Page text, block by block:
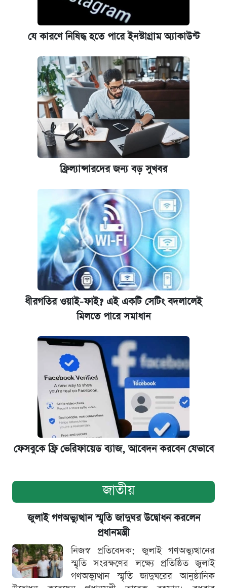
যে কারণে নিষিদ্ধ হতে পারে ইনস্টাগ্রাম অ্যাকাউন্ট
ফ্রিল্যান্সারদের জন্য বড় সুখবর
ধীরগতির ওয়াই-ফাই? এই একটি সেটিং বদলালেই
মিলতে পারে সমাধান
ফেসবুকে ফ্রি ভেরিফায়েড ব্যাজ, আবেদন করবেন যেভাবে
জাতীয়
জুলাই গণঅভ্যুত্থান স্মৃতি জাদুঘর উদ্বোধন করলেন
প্রধানমন্ত্রী
নিজস্ব প্রতিবেদক: জুলাই গণঅভ্যুত্থানের
স্মৃতি সংরক্ষণের লক্ষ্যে প্রতিষ্ঠিত জুলাই
গণঅভ্যুত্থান স্মৃতি জাদুঘরের আনুষ্ঠানিক